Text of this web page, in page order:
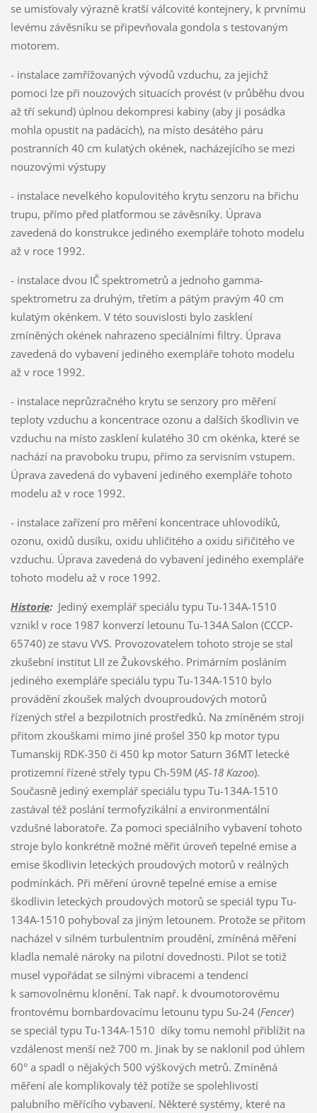
se umisťovaly výrazně kratší válcovité kontejnery, k prvnímu
levému závěsníku se připevňovala gondola s testovaným
motorem.
- instalace zamřížovaných vývodů vzduchu, za jejichž
pomoci lze při nouzových situacích provést (v průběhu dvou
až tří sekund) úplnou dekompresi kabiny (aby ji posádka
mohla opustit na padácích), na místo desátého páru
postranních 40 cm kulatých okének, nacházejícího se mezi
nouzovými výstupy
- instalace nevelkého kopulovitého krytu senzoru na břichu
trupu, přímo před platformou se závěsníky. Úprava
zavedená do konstrukce jediného exempláře tohoto modelu
až v roce 1992.
- instalace dvou IČ spektrometrů a jednoho gamma-
spektrometru za druhým, třetím a pátým pravým 40 cm
kulatým okénkem. V této souvislosti bylo zasklení
zmíněných okének nahrazeno speciálními filtry. Úprava
zavedená do vybavení jediného exempláře tohoto modelu
až v roce 1992.
- instalace neprůzračného krytu se senzory pro měření
teploty vzduchu a koncentrace ozonu a dalších škodlivin ve
vzduchu na místo zasklení kulatého 30 cm okénka, které se
nachází na pravoboku trupu, přímo za servisním vstupem.
Úprava zavedená do vybavení jediného exempláře tohoto
modelu až v roce 1992.
- instalace zařízení pro měření koncentrace uhlovodíků,
ozonu, oxidů dusíku, oxidu uhličitého a oxidu siřičitého ve
vzduchu. Úprava zavedená do vybavení jediného exempláře
tohoto modelu až v roce 1992.
Historie:Jediný exemplář speciálu typu Tu-134A-1510
vznikl v roce 1987 konverzí letounu Tu-134A Salon (CCCP-
65740) ze stavu VVS. Provozovatelem tohoto stroje se stal
zkušební institut LII ze Žukovského. Primárním posláním
jediného exempláře speciálu typu Tu-134A-1510 bylo
provádění zkoušek malých dvouproudových motorů
řízených střel a bezpilotních prostředků. Na zmíněném stroji
přitom zkouškami mimo jiné prošel 350 kp motor typu
Tumanskij RDK-350 či 450 kp motor Saturn 36MT letecké
protizemní řízené střely typu Ch-59M (AS-18 Kazoo).
Současně jediný exemplář speciálu typu Tu-134A-1510
zastával též poslání termofyzikální a environmentální
vzdušné laboratoře. Za pomoci speciálního vybavení tohoto
stroje bylo konkrétně možné měřit úroveň tepelné emise a
emise škodlivin leteckých proudových motorů v reálných
podmínkách. Při měření úrovně tepelné emise a emise
škodlivin leteckých proudových motorů se speciál typu Tu-
134A-1510 pohyboval za jiným letounem. Protože se přitom
nacházel v silném turbulentním proudění, zmíněná měření
kladla nemalé nároky na pilotní dovednosti. Pilot se totiž
musel vypořádat se silnými vibracemi a tendencí
k samovolnému klonění. Tak např. k dvoumotorovému
frontovému bombardovacímu letounu typu Su-24 (Fencer)
se speciál typu Tu-134A-1510 díky tomu nemohl přiblížit na
vzdálenost menší než 700 m. Jinak by se naklonil pod úhlem
60° a spadl o nějakých 500 výškových metrů. Zmíněná
měření ale komplikovaly též potíže se spolehlivostí
palubního měřícího vybavení. Některé systémy, které na